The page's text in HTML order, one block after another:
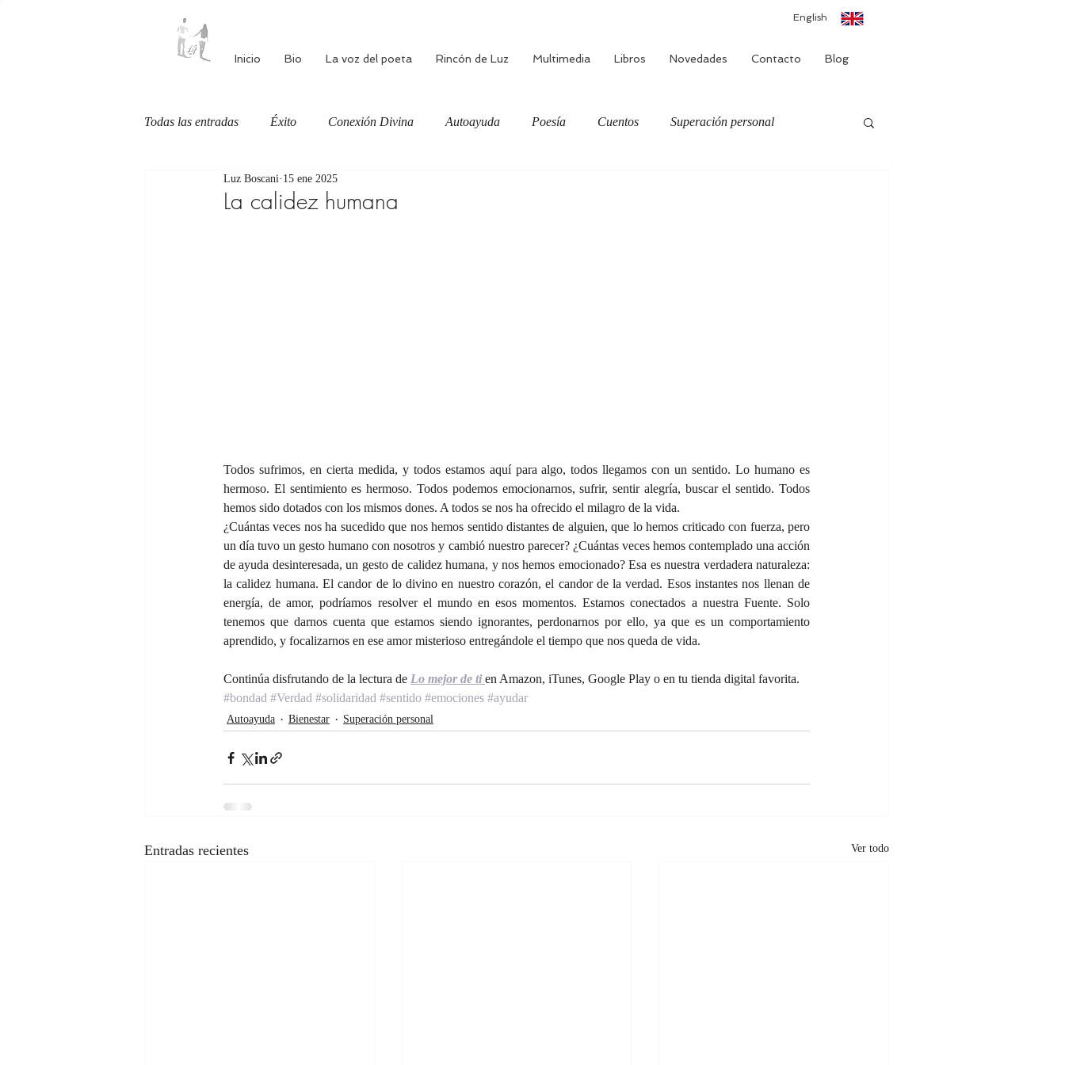
English
Inicio Bio La voz del poeta Rincón de Luz Multimedia Libros Novedades Contacto Blog
Todas las entradas Éxito Conexión Divina Autoayuda Poesía Cuentos Superación personal
Autoestima Alimentación consciente
La calidez humana
Luz Boscani 15 ene 2025
Todos sufrimos, en cierta medida, y todos estamos aquí para algo, todos llegamos con un sentido. Lo humano es
hermoso. El sentimiento es hermoso. Todos podemos emocionarnos, sufrir, sentir alegría, buscar el sentido. Todos
hemos sido dotados con los mismos dones. A todos se nos ha ofrecido el milagro de la vida.
¿Cuántas veces nos ha sucedido que nos hemos sentido distantes de alguien, que lo hemos criticado con fuerza, pero
un día tuvo un gesto humano con nosotros y cambió nuestro parecer? ¿Cuántas veces hemos contemplado una acción
de ayuda desinteresada, un gesto de calidez humana, y nos hemos emocionado? Esa es nuestra verdadera naturaleza:
la calidez humana. El candor de lo divino en nuestro corazón, el candor de la verdad. Esos instantes nos llenan de
energía, de amor, podríamos resolver el mundo en esos momentos. Estamos conectados a nuestra Fuente. Solo
tenemos que darnos cuenta que estamos siendo ignorantes, perdonarnos por ello, ya que es un comportamiento
aprendido, y focalizarnos en ese amor misterioso entregándole el tiempo que nos queda de vida.
Continúa disfrutando de la lectura de Lo mejor de ti en Amazon, iTunes, Google Play o en tu tienda digital favorita.
#bondad #Verdad #solidaridad #sentido #emociones #ayudar
Autoayuda Bienestar Superación personal
Entradas recientes Ver todo